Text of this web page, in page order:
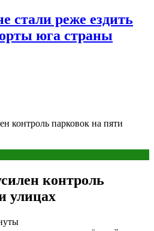
стали реже ездить
юга страны
контроль парковок на пяти
контроль
улицах